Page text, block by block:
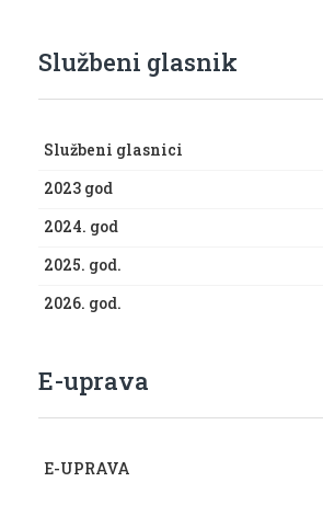
Službeni glasnik
Službeni glasnici
2023 god
2024. god
2025. god.
2026. god.
E-uprava
E-UPRAVA